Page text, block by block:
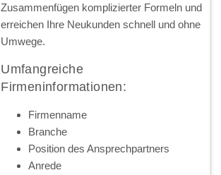
Zusammenfügen komplizierter Formeln und
erreichen Ihre Neukunden schnell und ohne
Umwege.
Umfangreiche
Firmeninformationen:
Firmenname
Branche
Position des Ansprechpartners
Anrede